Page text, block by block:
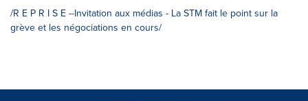
/R E P R I S E --Invitation aux médias - La STM fait le point sur la
grève et les négociations en cours/